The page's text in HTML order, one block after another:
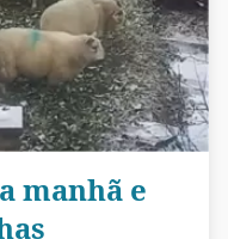
manhã e